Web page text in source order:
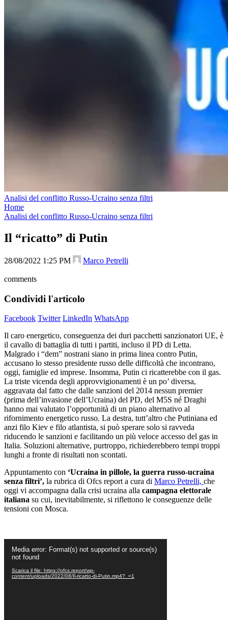
Analisi del conflitto Russo-Ucraino senza filtri
Home
Analisi del conflitto Russo-Ucraino senza filtri
Il “ricatto” di Putin
28/08/2022 1:25 PM Marco Petrelli
comments
Condividi l'articolo
Facebook Twitter LinkedIn WhatsApp
Il caro energetico, conseguenza dei duri pacchetti sanzionatori UE, è
il cavallo di battaglia di tutti i partiti, incluso il PD di Letta.
Malgrado i “dem” nostrani siano in prima linea contro Putin,
accusano lo stesso presidente russo delle difficoltà che incontrano,
oggi, famiglie ed imprese. Insomma, Putin ci ricatterebbe con il gas.
La triste vicenda degli approvvigionamenti è un po’ diversa,
aggravata dal fatto che dalle sanzioni del 2014 nessun premier
(prima dell’invasione dell’Ucraina) del PD, del M5S né Draghi
hanno mai valutato l’opportunità di un piano alternativo al
rifornimento energetico russo. La destra, tutt’altro che Putiniana ed
anzi filo Kiev e filo atlantista, si può sperare solo si ravveda
riducendo le sanzioni e facilitando un più veloce accesso del gas in
Italia. Soluzioni alternative, purtroppo, richiederebbero tempi troppi
lunghi a fronte di risultati non scontati.
Appuntamento con ‘Ucraina in pillole, la guerra russo-ucraina
senza filtri’, la rubrica di Ofcs report a cura di Marco Petrelli, che
oggi vi accompagna dalla crisi ucraina alla campagna elettorale
italiana su cui, inevitabilmente, si riflettono le conseguenze delle
tensioni con Mosca.
Player
Media error: Format(s) not supported or source(s)
not found
Scarica il file: https://ofcs.report/wp-
content/uploads/2022/08/Il-ricatto-di-Putin.mp4?_=1